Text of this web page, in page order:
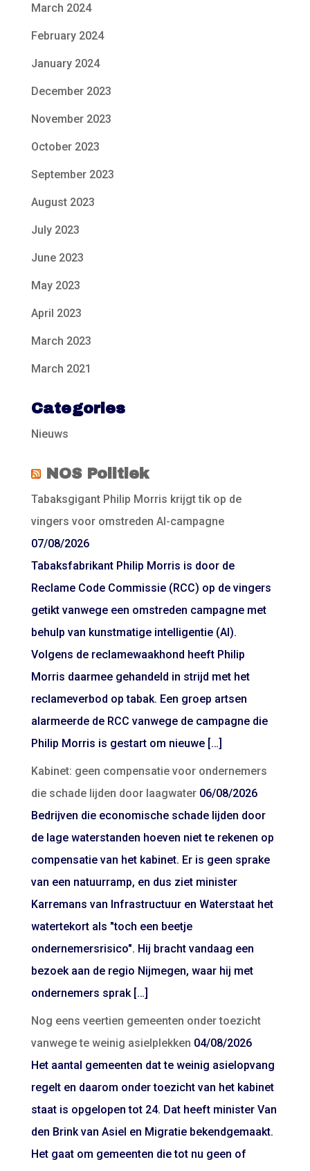
March 2024
February 2024
January 2024
December 2023
November 2023
October 2023
September 2023
August 2023
July 2023
June 2023
May 2023
April 2023
March 2023
March 2021
Categories
Nieuws
NOS Politiek
Tabaksgigant Philip Morris krijgt tik op de
vingers voor omstreden AI-campagne
07/08/2026
Tabaksfabrikant Philip Morris is door de
Reclame Code Commissie (RCC) op de vingers
getikt vanwege een omstreden campagne met
behulp van kunstmatige intelligentie (AI).
Volgens de reclamewaakhond heeft Philip
Morris daarmee gehandeld in strijd met het
reclameverbod op tabak. Een groep artsen
alarmeerde de RCC vanwege de campagne die
Philip Morris is gestart om nieuwe […]
Kabinet: geen compensatie voor ondernemers
die schade lijden door laagwater 06/08/2026
Bedrijven die economische schade lijden door
de lage waterstanden hoeven niet te rekenen op
compensatie van het kabinet. Er is geen sprake
van een natuurramp, en dus ziet minister
Karremans van Infrastructuur en Waterstaat het
watertekort als "toch een beetje
ondernemersrisico". Hij bracht vandaag een
bezoek aan de regio Nijmegen, waar hij met
ondernemers sprak […]
Nog eens veertien gemeenten onder toezicht
vanwege te weinig asielplekken 04/08/2026
Het aantal gemeenten dat te weinig asielopvang
regelt en daarom onder toezicht van het kabinet
staat is opgelopen tot 24. Dat heeft minister Van
den Brink van Asiel en Migratie bekendgemaakt.
Het gaat om gemeenten die tot nu geen of